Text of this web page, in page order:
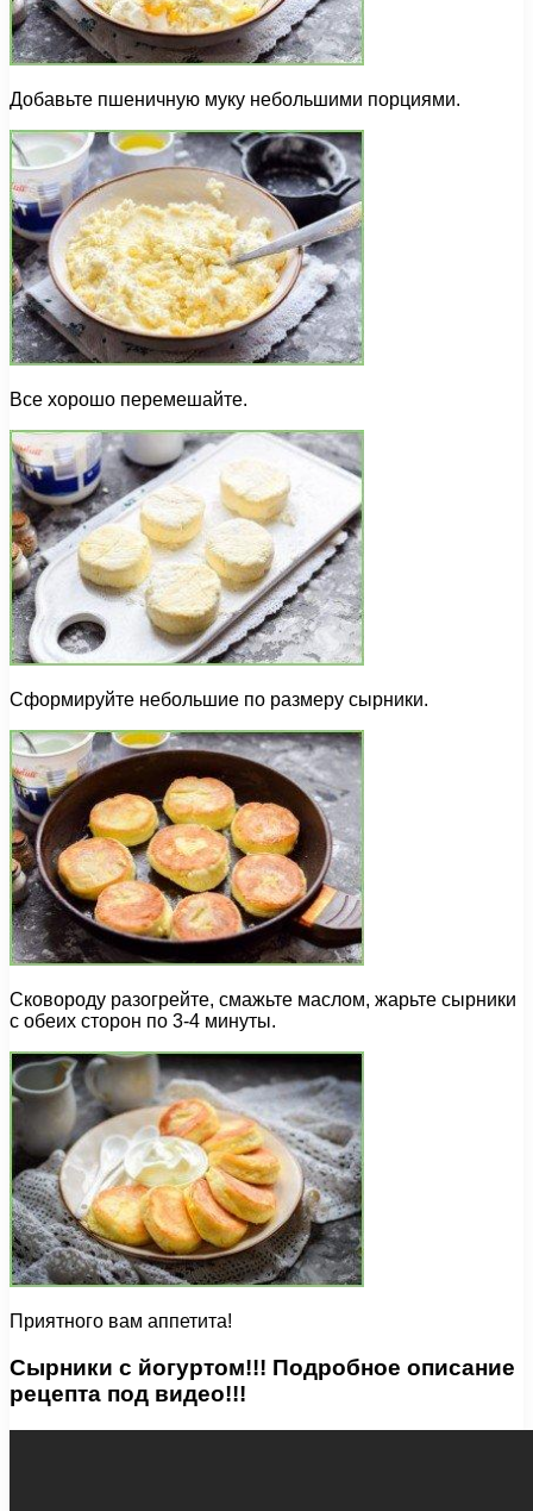
Добавьте пшеничную муку небольшими порциями.
Все хорошо перемешайте.
Сформируйте небольшие по размеру сырники.
Сковороду разогрейте, смажьте маслом, жарьте сырники
с обеих сторон по 3-4 минуты.
Приятного вам аппетита!
Сырники с йогуртом!!! Подробное описание
рецепта под видео!!!